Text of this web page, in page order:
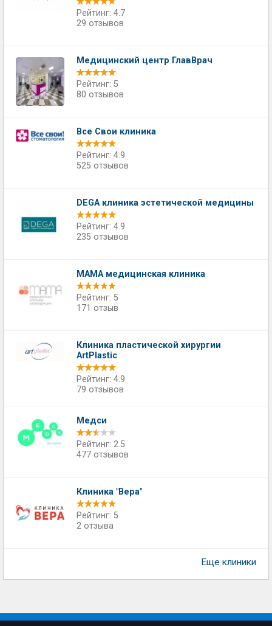
Рейтинг: 4.7
29 отзывов
Медицинский центр ГлавВрач
Рейтинг: 5
80 отзывов
Все Свои клиника
Рейтинг: 4.9
525 отзывов
DEGA клиника эстетической медицины
Рейтинг: 4.9
235 отзывов
МАМА медицинская клиника
Рейтинг: 5
171 отзыв
Клиника пластической хирургии
ArtPlastic
Рейтинг: 4.9
79 отзывов
Медси
Рейтинг: 2.5
477 отзывов
Клиника "Вера"
Рейтинг: 5
2 отзыва
Еще клиники